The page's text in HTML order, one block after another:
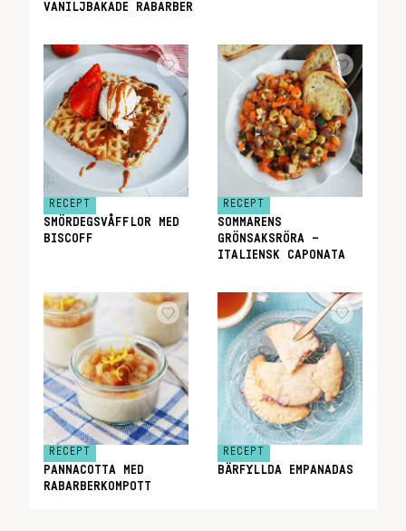
VANILJBAKADE RABARBER
RECEPT
SMÖRDEGSVÅFFLOR MED
BISCOFF
RECEPT
SOMMARENS
GRÖNSAKSRÖRA –
ITALIENSK CAPONATA
RECEPT
PANNACOTTA MED
RABARBERKOMPOTT
RECEPT
BÄRFYLLDA EMPANADAS